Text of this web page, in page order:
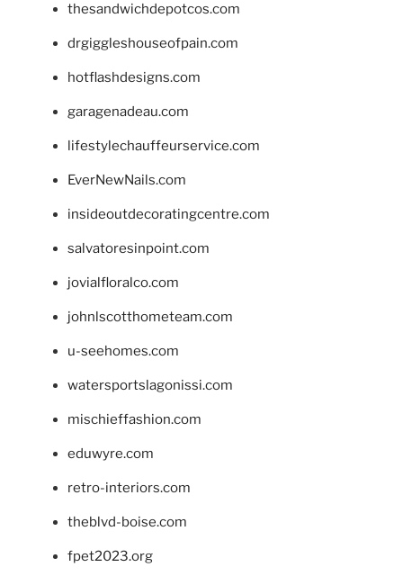
thesandwichdepotcos.com
drgiggleshouseofpain.com
hotflashdesigns.com
garagenadeau.com
lifestylechauffeurservice.com
EverNewNails.com
insideoutdecoratingcentre.com
salvatoresinpoint.com
jovialfloralco.com
johnlscotthometeam.com
u-seehomes.com
watersportslagonissi.com
mischieffashion.com
eduwyre.com
retro-interiors.com
theblvd-boise.com
fpet2023.org